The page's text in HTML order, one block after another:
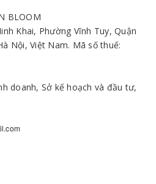
BLOOM
Khai, Phường Vĩnh Tuy, Quận
Nội, Việt Nam. Mã số thuế:
doanh, Sở kế hoạch và đầu tư,